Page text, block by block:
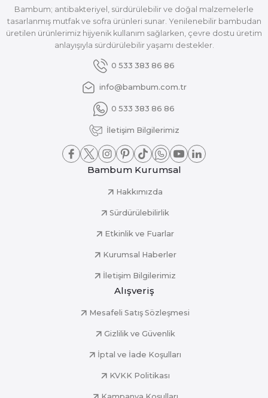
Bambum; antibakteriyel, sürdürülebilir ve doğal malzemelerle
tasarlanmış mutfak ve sofra ürünleri sunar. Yenilenebilir bambudan
üretilen ürünlerimiz hijyenik kullanım sağlarken, çevre dostu üretim
anlayışıyla sürdürülebilir yaşamı destekler.
0 533 383 86 86
info@bambum.com.tr
0 533 383 86 86
İletişim Bilgilerimiz
Bambum Kurumsal
Hakkımızda
Sürdürülebilirlik
Etkinlik ve Fuarlar
Kurumsal Haberler
İletişim Bilgilerimiz
Alışveriş
Mesafeli Satış Sözleşmesi
Gizlilik ve Güvenlik
İptal ve İade Koşulları
KVKK Politikası